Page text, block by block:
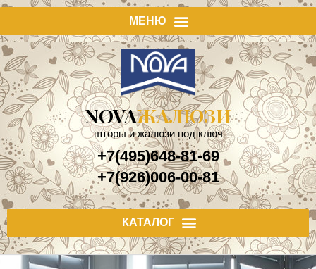
NOVAЖАЛЮЗИ
шторы и жалюзи под ключ
+7(495)648-81-69
+7(926)006-00-81